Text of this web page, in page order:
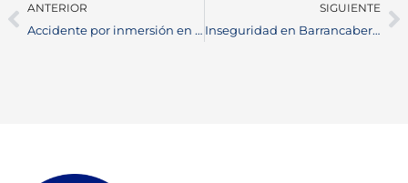
ANTERIOR
Accidente por inmersión en la ciénaga San Silvestre: tragedia en Barrancabermeja
SIGUIENTE
Inseguridad en Barrancabermeja afecta zonas escolares